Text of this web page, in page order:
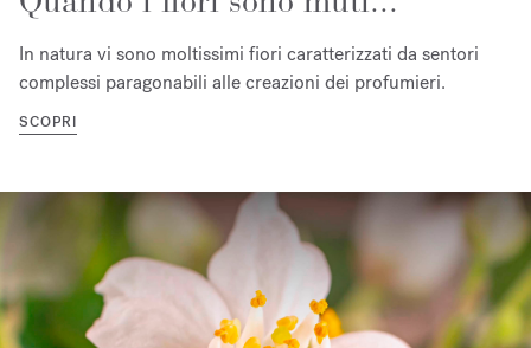
In natura vi sono moltissimi fiori caratterizzati da sentori
complessi paragonabili alle creazioni dei profumieri.
SCOPRI